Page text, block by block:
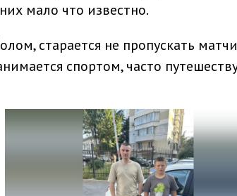
мало что известно.
старается не пропускать
спортом, часто